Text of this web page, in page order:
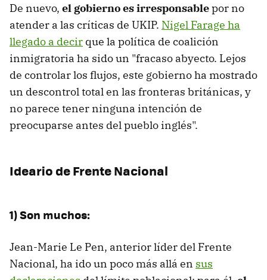
De nuevo, el gobierno es irresponsablepor no
atender a las críticas de UKIP. Nigel Farage ha
llegado a decir que la política de coalición
inmigratoria ha sido un "fracaso abyecto. Lejos
de controlar los flujos, este gobierno ha mostrado
un descontrol total en las fronteras británicas, y
no parece tener ninguna intención de
preocuparse antes del pueblo inglés".
Ideario de Frente Nacional
1) Son muchos:
Jean-Marie Le Pen, anterior líder del Frente
Nacional, ha ido un poco más allá en sus